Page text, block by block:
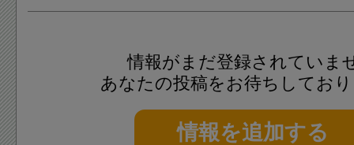
情報がまだ登録されていま
あなたの投稿をお待ちしてお
情報を追加する